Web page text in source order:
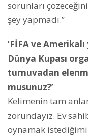
sorunları
şey yapmadı.”
‘FİFA ve
Dünya Kupası
turnuvadan
musunuz?’
Kelimenin tam
zorundayız. Ev
oynamak